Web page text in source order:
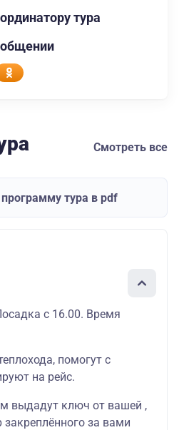
тура
Смотреть все
тура в pdf
с 16.00. Время
помогут с
на рейс.
выдадут ключ от вашей ,
за вами